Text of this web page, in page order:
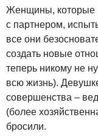
Женщины, которые
с партнером,
все они
создать новые
теперь никому не
всю жизнь).
совершенства –
(более
бросили.